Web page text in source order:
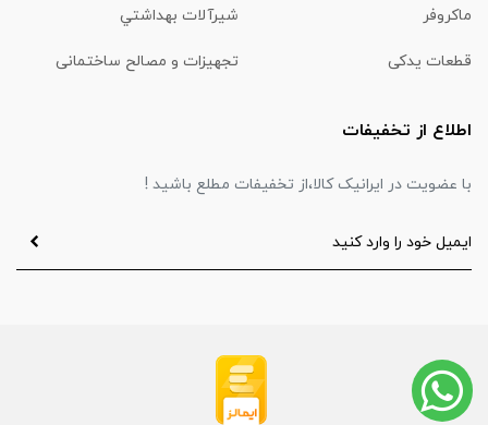
ماكروفر شیرآلات بهداشتي
قطعات یدکی تجهیزات و مصالح ساختمانی
اطلاع از تخفیفات
با عضویت در ایرانیک کالا،از تخفیفات مطلع باشید !